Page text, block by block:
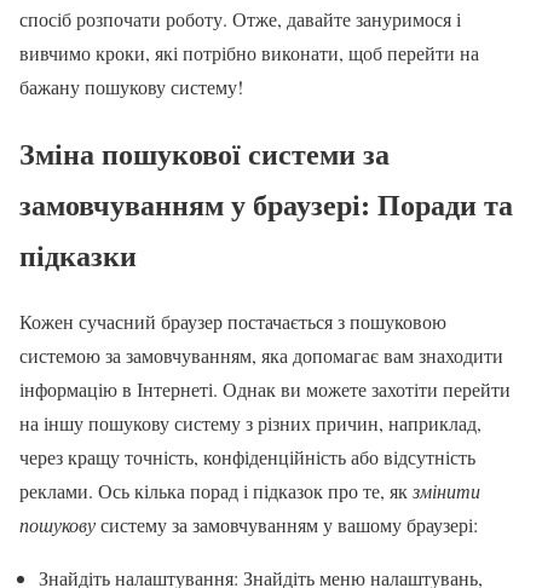
спосіб розпочати роботу. Отже, давайте зануримося і
вивчимо кроки, які потрібно виконати, щоб перейти на
бажану пошукову систему!
Зміна пошукової системи за
замовчуванням у браузері: Поради та
підказки
Кожен сучасний браузер постачається з пошуковою
системою за замовчуванням, яка допомагає вам знаходити
інформацію в Інтернеті. Однак ви можете захотіти перейти
на іншу пошукову систему з різних причин, наприклад,
через кращу точність, конфіденційність або відсутність
реклами. Ось кілька порад і підказок про те, якзмінити
пошуковусистему за замовчуванням у вашому браузері:
Знайдіть налаштування: Знайдіть меню налаштувань,